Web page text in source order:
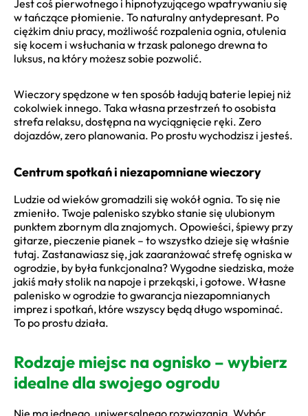
Jest coś pierwotnego i hipnotyzującego wpatrywaniu się
w tańczące płomienie. To naturalny antydepresant. Po
ciężkim dniu pracy, możliwość rozpalenia ognia, otulenia
się kocem i wsłuchania w trzask palonego drewna to
luksus, na który możesz sobie pozwolić.
Wieczory spędzone w ten sposób ładują baterie lepiej niż
cokolwiek innego. Taka własna przestrzeń to osobista
strefa relaksu, dostępna na wyciągnięcie ręki. Zero
dojazdów, zero planowania. Po prostu wychodzisz i jesteś.
Centrum spotkań i niezapomniane wieczory
Ludzie od wieków gromadzili się wokół ognia. To się nie
zmieniło. Twoje palenisko szybko stanie się ulubionym
punktem zbornym dla znajomych. Opowieści, śpiewy przy
gitarze, pieczenie pianek – to wszystko dzieje się właśnie
tutaj. Zastanawiasz się, jak zaaranżować strefę ogniska w
ogrodzie, by była funkcjonalna? Wygodne siedziska, może
jakiś mały stolik na napoje i przekąski, i gotowe. Własne
palenisko w ogrodzie to gwarancja niezapomnianych
imprez i spotkań, które wszyscy będą długo wspominać.
To po prostu działa.
Rodzaje miejsc na ognisko – wybierz
idealne dla swojego ogrodu
Nie ma jednego, uniwersalnego rozwiązania. Wybór